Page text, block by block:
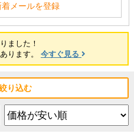
メールを登録
ました！
ります。 今すぐ見る
り込む